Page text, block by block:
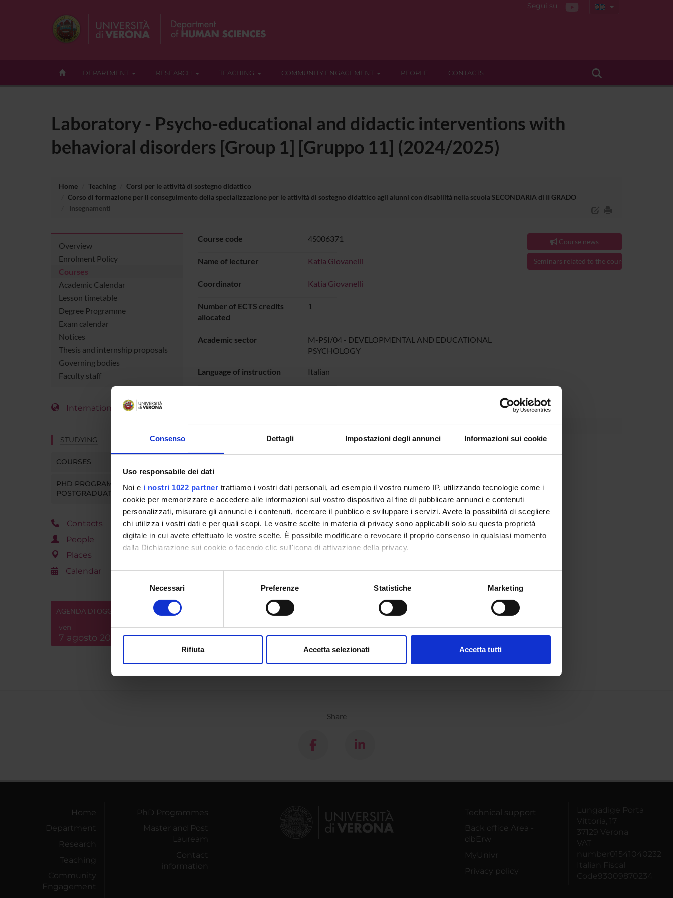
Consenso Dettagli Impostazioni degli annunci Informazioni sui cookie
Uso responsabile dei dati
Noi e i nostri 1022 partner trattiamo i vostri dati personali, ad esempio il vostro numero IP, utilizzando tecnologie come i
cookie per memorizzare e accedere alle informazioni sul vostro dispositivo al fine di pubblicare annunci e contenuti
personalizzati, misurare gli annunci e i contenuti, ricercare il pubblico e sviluppare i servizi. Avete la possibilità di scegliere
chi utilizza i vostri dati e per quali scopi. Le vostre scelte in materia di privacy sono applicabili solo su questa proprietà
digitale in cui avete effettuato le vostre scelte. È possibile modificare o revocare il proprio consenso in qualsiasi momento
dalla Dichiarazione sui cookie o facendo clic sull'icona di attivazione della privacy.
Con il tuo consenso, vorremmo anche:
raccogliere informazioni sulla tua posizione geografica, con un'approssimazione di qualche metro,
digitali).
modificare o ritirare il tuo consenso in qualsiasi momento dalla Dichiarazione sui cookie.
consenso
Necessari Preferenze Statistiche Marketing
Rifiuta Accetta selezionati Accetta tutti
Segui su
DEPARTMENT RESEARCH TEACHING COMMUNITY ENGAGEMENT PEOPLE CONTACTS
Laboratory - Psycho-educational and didactic interventions with
behavioral disorders [Group 1] [Gruppo 11] (2024/2025)
Home Teaching
Corsi per le attività di sostegno didattico
Corso di formazione per il conseguimento della specializzazione per le attività di sostegno didattico agli alunni con disabilità nella scuola SECONDARIA di II GRADO
Insegnamenti
Overview
Enrolment Policy
Courses
Academic Calendar
Lesson timetable
Degree Programme
Exam calendar
Notices
Thesis and internship proposals
Governing bodies
Faculty staff
International Students
STUDYING
COURSES
PHD PROGRAMMES AND
POSTGRADUATE TRAINING
Contacts
People
Places
Calendar
AGENDA DI OGGI
ven
7 agosto 2026
Course code 4S006371
Name of lecturer Katia Giovanelli
Coordinator Katia Giovanelli
Number of ECTS credits
allocated
1
Academic sector
M-PSI/04 - DEVELOPMENTAL AND EDUCATIONAL
PSYCHOLOGY
Language of instruction Italian
Course news
Seminars related to the course
LESSON TIMETABLE
Share
Home
Department
Research
Teaching
Community
Engagement
PhD Programmes
Master and Post
Lauream
Contact
information
Technical support
Back office Area -
dbErw
MyUnivr
Privacy policy
Lungadige Porta
Vittoria, 17
37129 Verona
VAT
number01541040232
Italian Fiscal
Code93009870234